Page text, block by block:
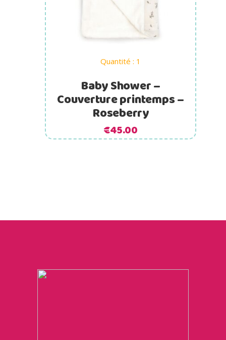
Quantité : 1
Baby Shower –
Couverture printemps –
Roseberry
€45.00